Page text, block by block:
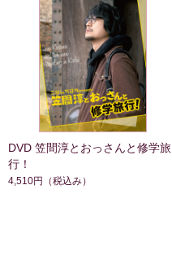
DVD 笠間淳とおっさんと修学旅
行！
4,510円 （税込み）